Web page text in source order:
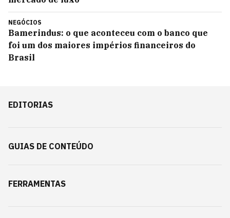
NEGÓCIOS
Bamerindus: o que aconteceu com o banco que
foi um dos maiores impérios financeiros do
Brasil
EDITORIAS
GUIAS DE CONTEÚDO
FERRAMENTAS